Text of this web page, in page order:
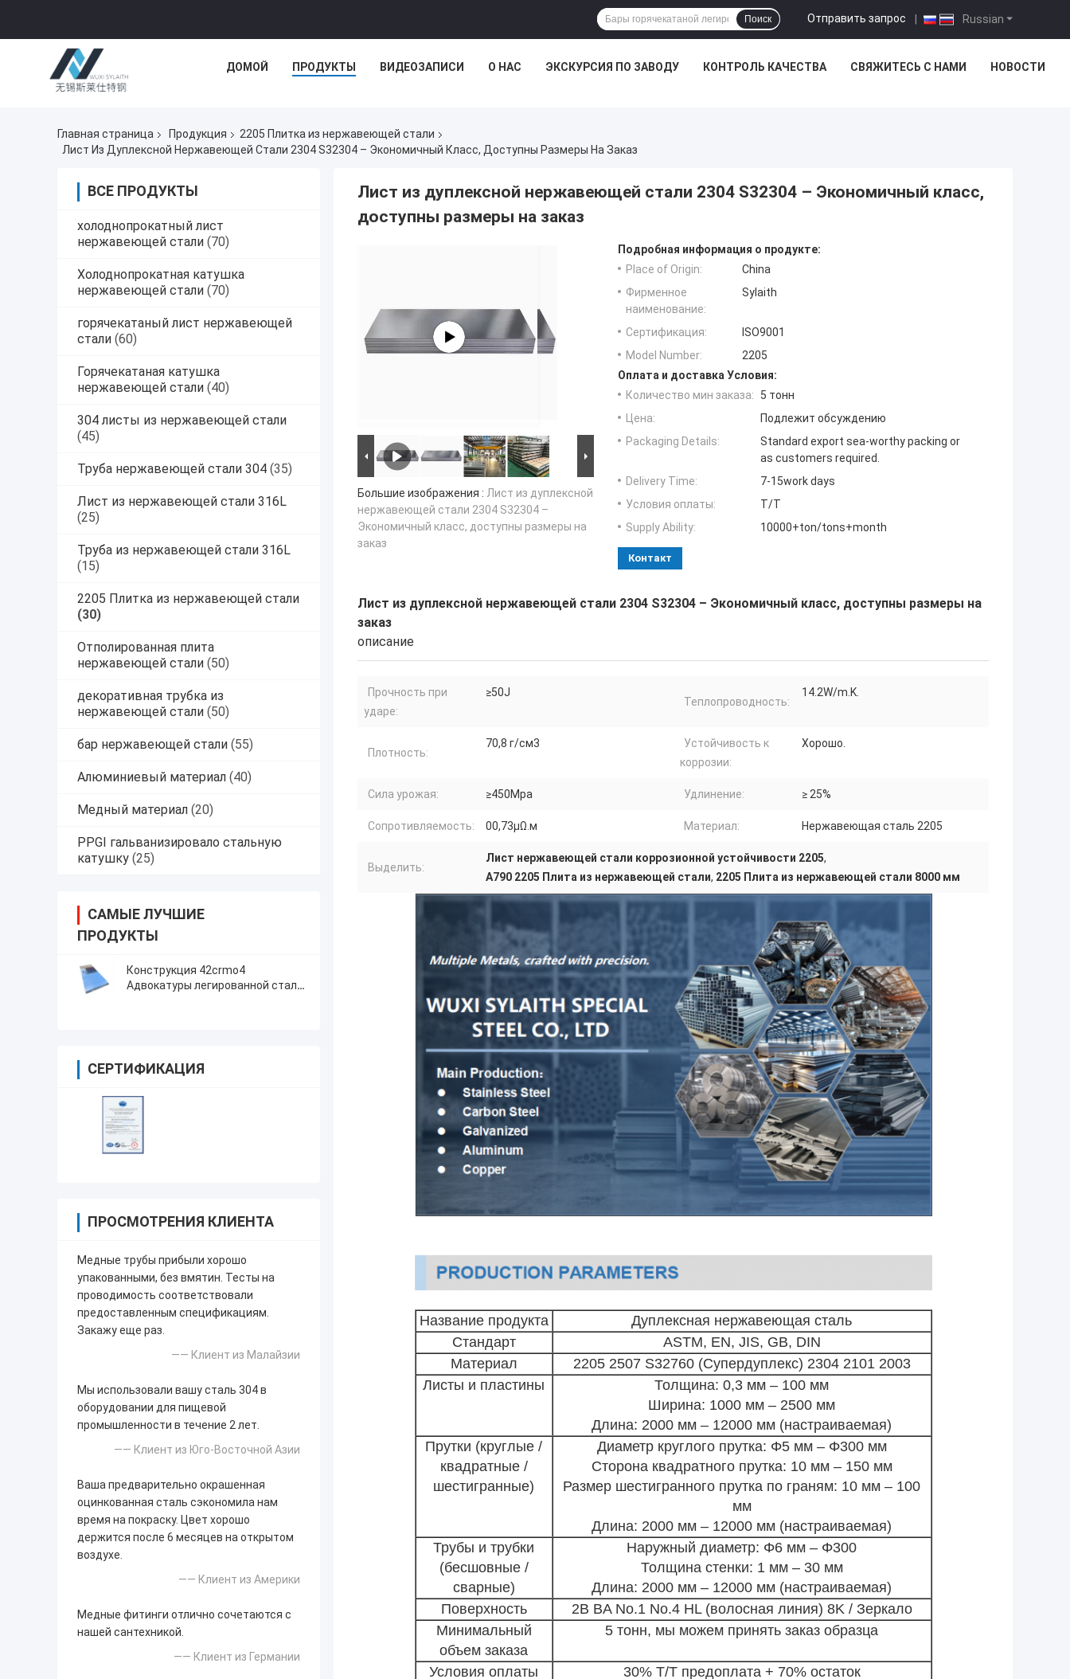
Russian
Отправить запрос |
Поиск
ДОМОЙ ПРОДУКТЫ ВИДЕОЗАПИСИ О НАС ЭКСКУРСИЯ ПО ЗАВОДУ КОНТРОЛЬ КАЧЕСТВА СВЯЖИТЕСЬ С НАМИ НОВОСТИ
Главная страница Продукция
2205 Плитка из нержавеющей стали
Лист Из Дуплексной Нержавеющей Стали 2304 S32304 – Экономичный Класс, Доступны Размеры На Заказ
ВСЕ ПРОДУКТЫ
холоднопрокатный лист
нержавеющей стали (70)
Холоднопрокатная катушка
нержавеющей стали (70)
горячекатаный лист нержавеющей
стали (60)
Горячекатаная катушка
нержавеющей стали (40)
304 листы из нержавеющей стали
(45)
Труба нержавеющей стали 304 (35)
Лист из нержавеющей стали 316L
(25)
Труба из нержавеющей стали 316L
(15)
2205 Плитка из нержавеющей стали
(30)
Отполированная плита
нержавеющей стали (50)
декоративная трубка из
нержавеющей стали (50)
бар нержавеющей стали (55)
Алюминиевый материал (40)
Медный материал (20)
PPGI гальванизировало стальную
катушку (25)
САМЫЕ ЛУЧШИЕ
ПРОДУКТЫ
Конструкция 42crmo4
Адвокатуры легированной стали
СЕРТИФИКАЦИЯ
ПРОСМОТРЕНИЯ КЛИЕНТА
Медные трубы прибыли хорошо
упакованными, без вмятин. Тесты на
проводимость соответствовали
предоставленным спецификациям.
Закажу еще раз.
—— Клиент из Малайзии
Мы использовали вашу сталь 304 в
оборудовании для пищевой
промышленности в течение 2 лет.
—— Клиент из Юго-Восточной Азии
Ваша предварительно окрашенная
оцинкованная сталь сэкономила нам
время на покраску. Цвет хорошо
держится после 6 месяцев на открытом
воздухе.
—— Клиент из Америки
Медные фитинги отлично сочетаются с
нашей сантехникой.
—— Клиент из Германии
Лист из дуплексной нержавеющей стали 2304 S32304 – Экономичный класс,
доступны размеры на заказ
Большие изображения : Лист из дуплексной
нержавеющей стали 2304 S32304 –
Экономичный класс, доступны размеры на
заказ
Подробная информация о продукте:
Place of Origin:
China
Фирменное
наименование:
Sylaith
Сертификация:
ISO9001
Model Number:
2205
Оплата и доставка Условия:
Количество мин заказа:
5 тонн
Цена:
Подлежит обсуждению
Packaging Details:
Standard export sea-worthy packing or
as customers required.
Delivery Time:
7-15work days
Условия оплаты:
T/T
Supply Ability:
10000+ton/tons+month
Контакт
Лист из дуплексной нержавеющей стали 2304 S32304 – Экономичный класс, доступны размеры на
заказ
описание
Прочность при
ударе:
≥50J
Теплопроводность:
14.2W/m.K.
Плотность:
70,8 г/см3
Устойчивость к
коррозии:
Хорошо.
Сила урожая: ≥450Mpa Удлинение: ≥ 25%
Сопротивляемость: 00,73μΩ.м Материал: Нержавеющая сталь 2205
Выделить:
Лист нержавеющей стали коррозионной устойчивости 2205,
A790 2205 Плита из нержавеющей стали, 2205 Плита из нержавеющей стали 8000 мм
Название продукта
Дуплексная нержавеющая сталь
Стандарт
ASTM, EN, JIS, GB, DIN
Материал
2205 2507 S32760 (Супердуплекс) 2304 2101 2003
Листы и пластины
Толщина: 0,3 мм – 100 мм
Ширина: 1000 мм – 2500 мм
Длина: 2000 мм – 12000 мм (настраиваемая)
Прутки (круглые /
квадратные /
шестигранные)
Диаметр круглого прутка: Φ5 мм – Φ300 мм
Сторона квадратного прутка: 10 мм – 150 мм
Размер шестигранного прутка по граням: 10 мм – 100
мм
Длина: 2000 мм – 12000 мм (настраиваемая)
Трубы и трубки
(бесшовные /
сварные)
Наружный диаметр: Φ6 мм – Φ300
Толщина стенки: 1 мм – 30 мм
Длина: 2000 мм – 12000 мм (настраиваемая)
Поверхность
2B BA No.1 No.4 HL (волосная линия) 8K / Зеркало
Минимальный
объем заказа
5 тонн, мы можем принять заказ образца
Условия оплаты
30% T/T предоплата + 70% остаток